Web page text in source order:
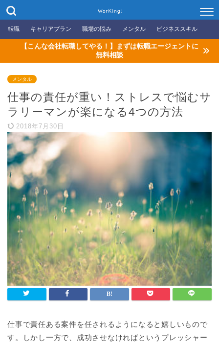
WorKing!
転職 キャリアプラン 職場の悩み メンタル ビジネススキル
【こんな会社転職してやる！】まずは転職エージェントに
無料相談
メンタル
仕事の責任が重い！ストレスで悩むサ
ラリーマンが楽になる4つの方法
2018年7月30日
仕事で責任ある案件を任されるようになると嬉しいもので
す。しかし一方で、成功させなければというプレッシャー